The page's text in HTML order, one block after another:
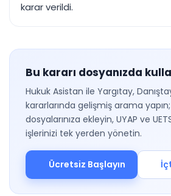
karar verildi.
Bu kararı dosyanızda
Hukuk Asistan ile Yargıtay,
kararlarında gelişmiş arama yapın;
dosyalarınıza ekleyin, UYAP ve
işlerinizi tek yerden yönetin.
Ücretsiz Başlayın